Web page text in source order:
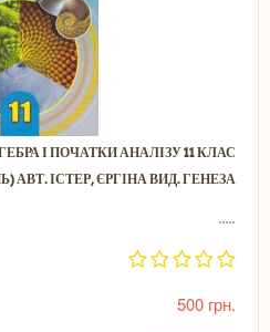
І ПОЧАТКИ АНАЛІЗУ 11 КЛАС
АВТ. ІСТЕР, ЄРГІНА ВИД. ГЕНЕЗА
.....
500 грн.